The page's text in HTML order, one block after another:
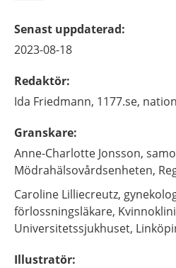
Senast uppdaterad:
2023-08-18
Redaktör:
Ida Friedmann, 1177.se,
Granskare:
Anne-Charlotte Jonsson,
Mödrahälsovårdsenheten,
Caroline Lilliecreutz,
förlossningsläkare,
Universitetssjukhuset,
Illustratör: